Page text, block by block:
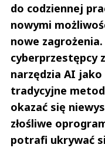
do codziennej
nowymi
nowe
cyberprzestępcy
narzędzia AI
tradycyjne
okazać się
złośliwe
potrafi ukrywać